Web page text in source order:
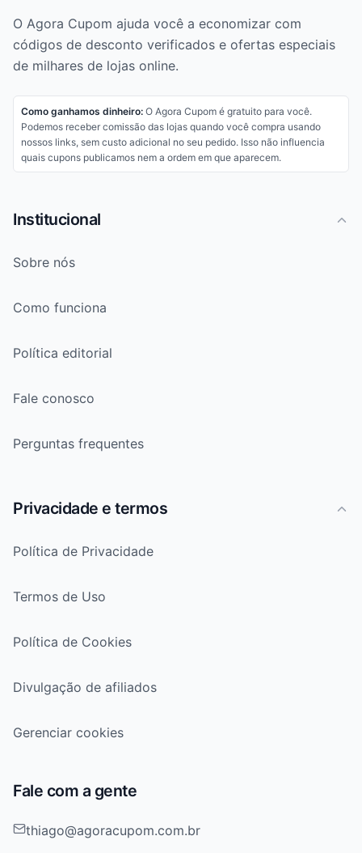
O Agora Cupom ajuda você a economizar com
códigos de desconto verificados e ofertas especiais
de milhares de lojas online.
Como ganhamos dinheiro:O Agora Cupom é gratuito para você.
Podemos receber comissão das lojas quando você compra usando
nossos links, sem custo adicional no seu pedido. Isso não influencia
quais cupons publicamos nem a ordem em que aparecem.
Institucional
Sobre nós
Como funciona
Política editorial
Fale conosco
Perguntas frequentes
Privacidade e termos
Política de Privacidade
Termos de Uso
Política de Cookies
Divulgação de afiliados
Gerenciar cookies
Fale com a gente
thiago@agoracupom.com.br